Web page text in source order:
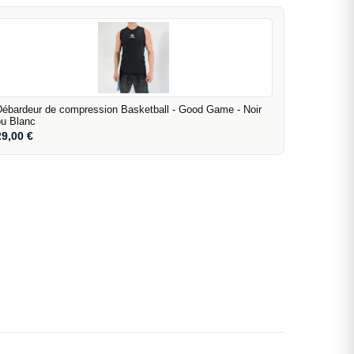
de compression Basketball - Good Game - Noir
Blanc
€